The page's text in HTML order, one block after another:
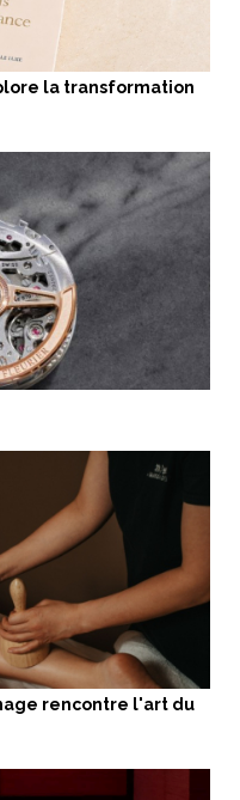
la transformation
rencontre l'art du